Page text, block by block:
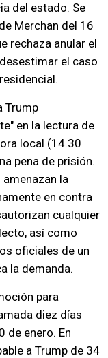
del estado. Se
Merchan del 16
rechaza anular el
el caso
Trump
en la lectura de
local (14.30
pena de prisión.
la
en contra
cualquier
así como
oficiales de un
la demanda.
para
diez días
de enero. En
a Trump de 34